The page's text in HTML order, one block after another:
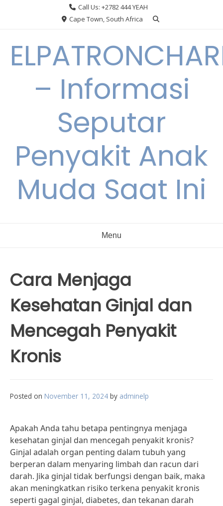
Call Us: +2782 444 YEAH
Cape Town, South Africa
– Informasi
Seputar
Penyakit Anak
Muda Saat Ini
Menu
Cara Menjaga
Kesehatan Ginjal dan
Mencegah Penyakit
Kronis
Posted on November 11, 2024 by adminelp
Apakah Anda tahu betapa pentingnya menjaga
kesehatan ginjal dan mencegah penyakit kronis?
Ginjal adalah organ penting dalam tubuh yang
berperan dalam menyaring limbah dan racun dari
darah. Jika ginjal tidak berfungsi dengan baik, maka
akan meningkatkan risiko terkena penyakit kronis
seperti gagal ginjal, diabetes, dan tekanan darah